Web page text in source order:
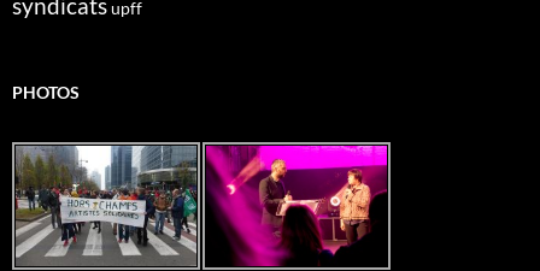
syndicatsupff
PHOTOS